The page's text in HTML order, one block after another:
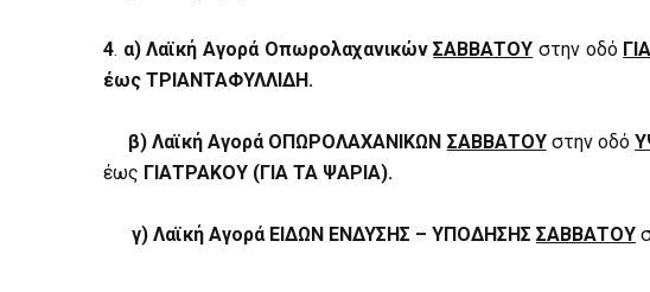
4. α) Λαϊκή Αγορά ΟπωρολαχανικώνΣΑΒΒΑΤΟΥ στην οδό
έως ΤΡΙΑΝΤΑΦΥΛΛΙΔΗ.
β) Λαϊκή Αγορά ΟΠΩΡΟΛΑΧΑΝΙΚΩΝ ΣΑΒΒΑΤΟΥστην οδό
έως ΓΙΑΤΡΑΚΟΥ (ΓΙΑ ΤΑ ΨΑΡΙΑ).
γ) Λαϊκή Αγορά ΕΙΔΩΝ ΕΝΔΥΣΗΣ – ΥΠΟΔΗΣΗΣ ΣΑΒΒΑΤΟΥ